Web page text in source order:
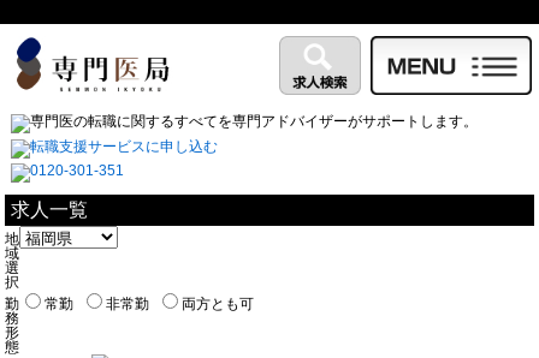
求人一覧
地
域
選
択
勤
務
形
態
常勤 非常勤 両方とも可